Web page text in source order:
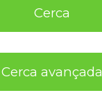
Cerca
Cerca avançada